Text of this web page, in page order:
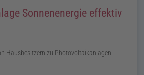
Sonnenenergie effektiv
Hausbesitzern zu Photovoltaikanlagen